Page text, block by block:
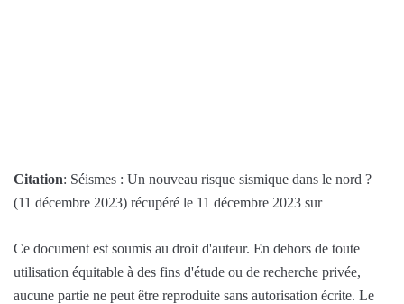
Citation: Séismes : Un nouveau risque sismique dans le nord ?
(11 décembre 2023) récupéré le 11 décembre 2023 sur
Ce document est soumis au droit d'auteur. En dehors de toute
utilisation équitable à des fins d'étude ou de recherche privée,
aucune partie ne peut être reproduite sans autorisation écrite. Le